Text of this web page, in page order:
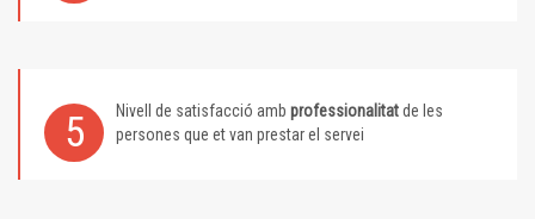
5 Nivell de satisfacció amb professionalitatde les
persones que et van prestar el servei